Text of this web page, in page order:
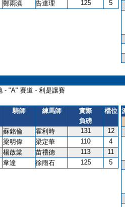
鄭雨滇 告達理 125 5
- "A" 賽道 - 利是讓賽
騎師 練馬師
實際
負磅
檔位
蘇銘倫 霍利時 131
12
梁明偉 梁定華 110
4
楊啟棠 苗禮德 113
11
韋達 徐雨石 125 5